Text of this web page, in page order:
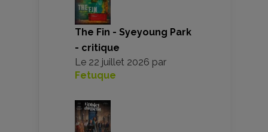
The Fin - Syeyoung Park
- critique
Le 22 juillet 2026 par
Fetuque